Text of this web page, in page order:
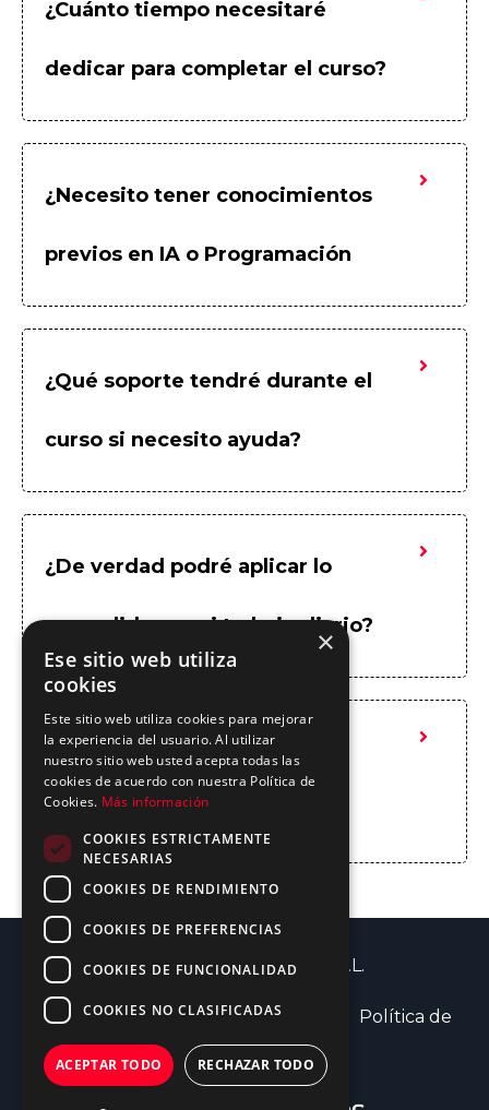
¿Cuánto tiempo necesitaré
dedicar para completar el curso?
¿Necesito tener conocimientos
previos en IA o Programación
¿Qué soporte tendré durante el
curso si necesito ayuda?
¿De verdad podré aplicar lo
aprendido en mi trabajo diario?
¿Qué tipo de certificación
obtendré al finalizar?
© 2026 IA Transformers, S.L.
Aviso Legal Política de cookies
Política de
privacidad
×
Ese sitio web utiliza
cookies
Este sitio web utiliza cookies para mejorar
la experiencia del usuario. Al utilizar
nuestro sitio web usted acepta todas las
cookies de acuerdo con nuestra Política de
Cookies. Más información
COOKIES ESTRICTAMENTE
NECESARIAS
COOKIES DE RENDIMIENTO
COOKIES DE PREFERENCIAS
COOKIES DE FUNCIONALIDAD
COOKIES NO CLASIFICADAS
ACEPTAR TODO RECHAZAR TODO